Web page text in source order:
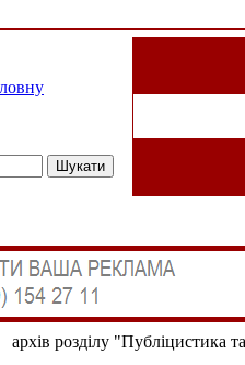
архів розділу "Публіцистика